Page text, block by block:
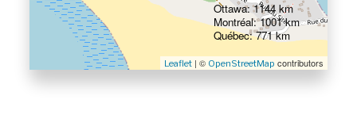
Leaflet| © OpenStreetMap contributors
Ottawa: 1144 km
Montréal: 1001 km
Québec: 771 km